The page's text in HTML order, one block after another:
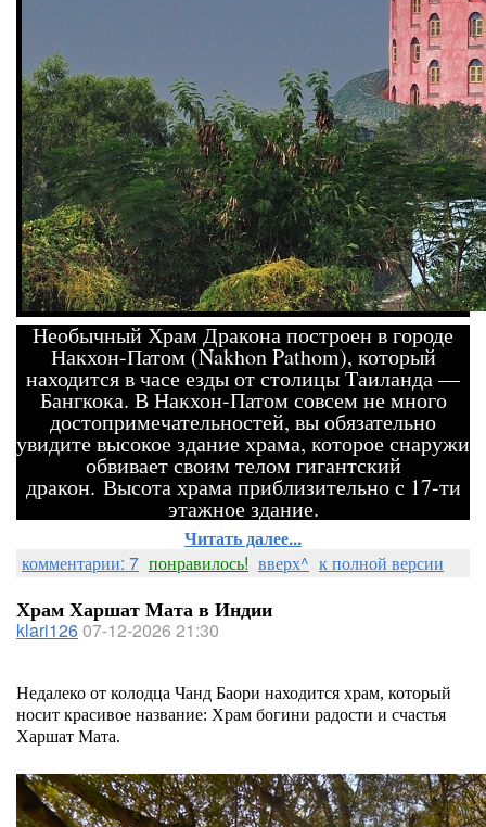
Необычный Храм Дракона построен в городе
Накхон-Патом (Nakhon Pathom), который
находится в часе езды от столицы Таиланда —
Бангкока. В Накхон-Патом совсем не много
достопримечательностей, вы обязательно
увидите высокое здание храма, которое снаружи
обвивает своим телом гигантский
дракон. Высота храма приблизительно с 17-ти
этажное здание.
Читать далее...
комментарии: 7 понравилось! вверх^ к полной версии
Храм Харшат Мата в Индии
klari12607-12-2026 21:30
Недалеко от колодца Чанд Баори находится храм, который
носит красивое название: Храм богини радости и счастья
Харшат Мата.